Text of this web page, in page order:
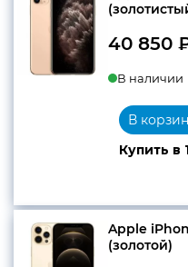
40 850
В наличии
Купить в
В
Apple
(золотой)